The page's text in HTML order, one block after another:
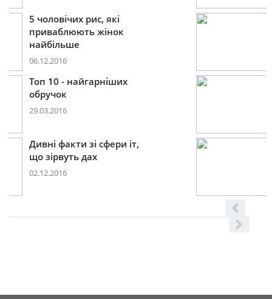
10 лайфхаків: як легко
прокидатися вранці
Що буде модним у
Дивні факти зі сфери іт,